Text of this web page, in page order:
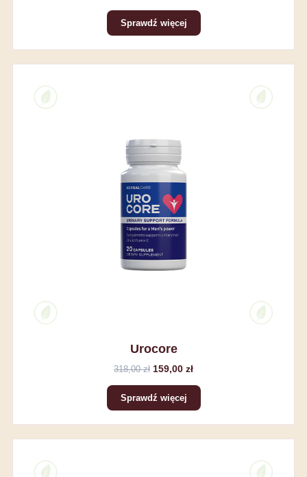
Sprawdź więcej
Urocore
318,00 zł 159,00 zł
Sprawdź więcej